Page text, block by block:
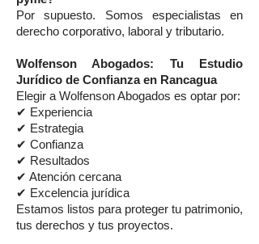
Por supuesto. Somos especialistas en
derecho corporativo, laboral y tributario.
Wolfenson Abogados: Tu Estudio
Jurídico de Confianza en Rancagua
Elegir a Wolfenson Abogados es optar por:
✔ Experiencia
✔ Estrategia
✔ Confianza
✔ Resultados
✔ Atención cercana
✔ Excelencia jurídica
Estamos listos para proteger tu patrimonio,
tus derechos y tus proyectos.